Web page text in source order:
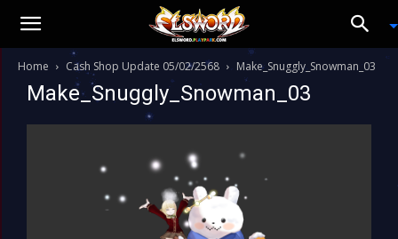
Home Cash Shop Update 05/02/2568 Make_Snuggly_Snowman_03
Make_Snuggly_Snowman_03